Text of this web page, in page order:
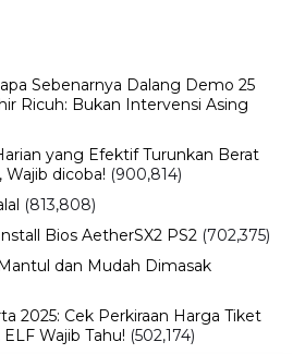
Sebenarnya Dalang Demo 25
Ricuh: Bukan Intervensi Asing
yang Efektif Turunkan Berat
dicoba! (900,814)
(813,808)
Bios AetherSX2 PS2 (702,375)
dan Mudah Dimasak
2025: Cek Perkiraan Harga Tiket
Wajib Tahu! (502,174)